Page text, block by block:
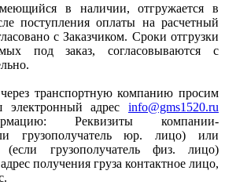
в наличии, отгружается в
поступления оплаты на расчетный
с Заказчиком. Сроки отгрузки
под заказ, согласовываются с
транспортную компанию просим
электронный адрес info@gms1520.ru
Реквизиты компании-
грузополучатель юр. лицо) или
грузополучатель физ. лицо)
получения груза контактное лицо,